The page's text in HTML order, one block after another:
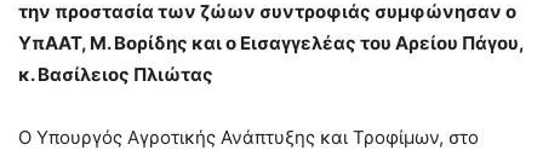
την προστασία των ζώων συντροφιάς συμφώνησαν ο
ΥπΑΑΤ, Μ. Βορίδης και ο Εισαγγελέας του Αρείου Πάγου,
κ. Βασίλειος Πλιώτας
Ο Υπουργός Αγροτικής Ανάπτυξης και Τροφίμων, στο